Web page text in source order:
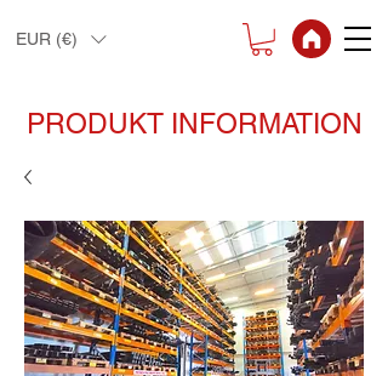
EUR (€)
PRODUKT INFORMATION